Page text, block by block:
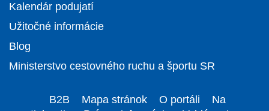
Kalendár podujatí
Užitočné informácie
Blog
Ministerstvo cestovného ruchu a športu SR
B2B Mapa stránok O portáli
Na